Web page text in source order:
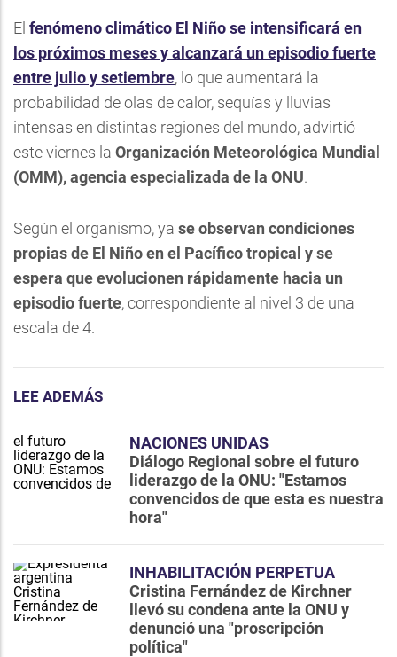
El fenómeno climático El Niño se intensificará en
los próximos meses y alcanzará un episodio fuerte
entre julio y setiembre, lo que aumentará la
probabilidad de olas de calor, sequías y lluvias
intensas en distintas regiones del mundo, advirtió
este viernes la Organización Meteorológica Mundial
(OMM), agencia especializada de la ONU.
Según el organismo, ya se observan condiciones
propias de El Niño en el Pacífico tropical y se
espera que evolucionen rápidamente hacia un
episodio fuerte, correspondiente al nivel 3 de una
escala de 4.
LEE ADEMÁS
NACIONES UNIDAS
Diálogo Regional sobre el futuro
liderazgo de la ONU: "Estamos
convencidos de que esta es nuestra
hora"
INHABILITACIÓN PERPETUA
Cristina Fernández de Kirchner
llevó su condena ante la ONU y
denunció una "proscripción
política"